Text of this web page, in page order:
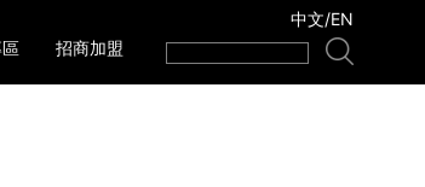
招商加盟
中文/EN